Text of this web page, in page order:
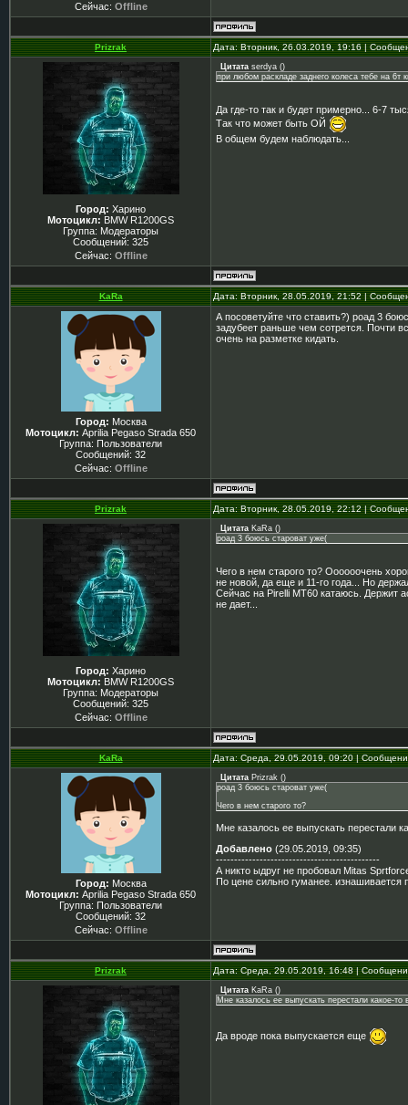
Сейчас: Offline
Prizrak Дата: Вторник, 26.03.2019, 19:16 |
Город: Харино
Мотоцикл: BMW R1200GS
Группа: Модераторы
Сообщений: 325
Сейчас: Offline
Цитата serdya ()
при любом раскладе заднего колеса тебе на 6т
Да где-то так и будет примерно... 6-7
Так что может быть ОЙ
В общем будем наблюдать...
KaRa Дата: Вторник, 28.05.2019, 21:52 |
Город: Москва
Мотоцикл: Aprilia Pegaso Strada 650
Группа: Пользователи
Сообщений: 32
Сейчас: Offline
А посоветуйте что ставить?) роад 3
задубеет раньше чем сотрется. Почти
очень на разметке кидать.
Prizrak Дата: Вторник, 28.05.2019, 22:12 |
Город: Харино
Мотоцикл: BMW R1200GS
Группа: Модераторы
Сообщений: 325
Сейчас: Offline
Цитата KaRa ()
роад 3 боюсь староват уже(
Чего в нем старого то? Оооооочень
не новой, да еще и 11-го года... Но
Сейчас на Pirelli MT60 катаюсь. Держит
не дает...
KaRa Дата: Среда, 29.05.2019, 09:20 |
Город: Москва
Мотоцикл: Aprilia Pegaso Strada 650
Группа: Пользователи
Сообщений: 32
Сейчас: Offline
Цитата Prizrak ()
роад 3 боюсь староват уже(
Чего в нем старого то?
Мне казалось ее выпускать перестали
Добавлено (29.05.2019, 09:35)
---------------------------------------------
А никто ыдруг не пробовал Mitas
По цене сильно гуманее.
Prizrak Дата: Среда, 29.05.2019, 16:48 |
Цитата KaRa ()
Мне казалось ее выпускать перестали какое-то
Да вроде пока выпускается еще